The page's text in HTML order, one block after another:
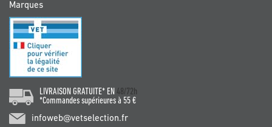
Marques
LIVRAISON GRATUITE* EN 48/72h
*Commandes supérieures à 55 €
infoweb@vetselection.fr